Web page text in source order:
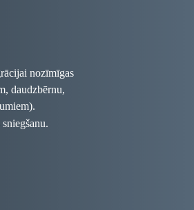
nozīmīgas
daudzbērnu,